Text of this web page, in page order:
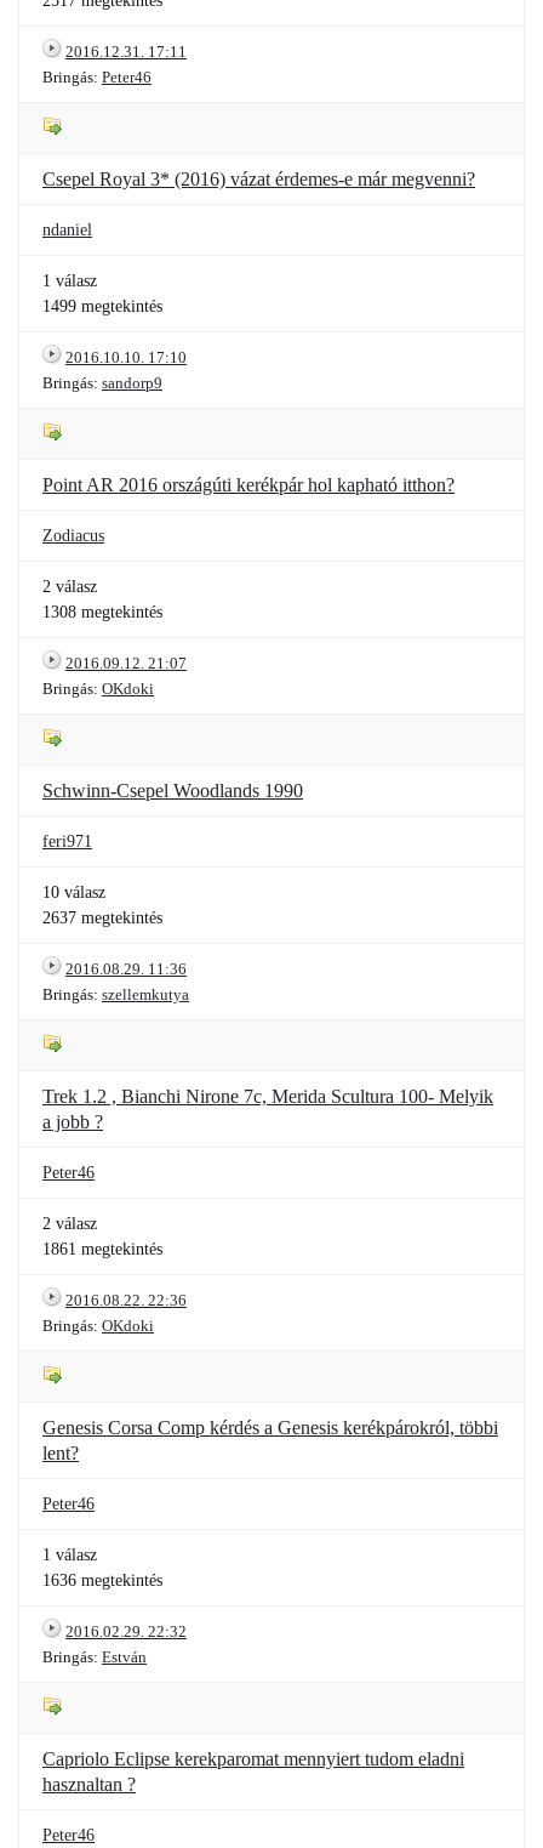
2016.12.31. 17:11
Bringás: Peter46
Csepel Royal 3* (2016) vázat érdemes-e már megvenni?
ndaniel
1 válasz
1499 megtekintés
2016.10.10. 17:10
Bringás: sandorp9
Point AR 2016 országúti kerékpár hol kapható itthon?
Zodiacus
2 válasz
1308 megtekintés
2016.09.12. 21:07
Bringás: OKdoki
Schwinn-Csepel Woodlands 1990
feri971
10 válasz
2637 megtekintés
2016.08.29. 11:36
Bringás: szellemkutya
Trek 1.2 , Bianchi Nirone 7c, Merida Scultura 100- Melyik
a jobb ?
Peter46
2 válasz
1861 megtekintés
2016.08.22. 22:36
Bringás: OKdoki
Genesis Corsa Comp kérdés a Genesis kerékpárokról, többi
lent?
Peter46
1 válasz
1636 megtekintés
2016.02.29. 22:32
Bringás: Estván
Capriolo Eclipse kerekparomat mennyiert tudom eladni
hasznaltan ?
Peter46